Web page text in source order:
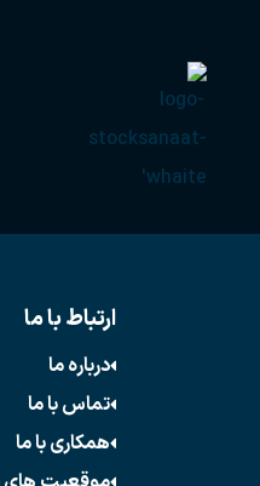
ارتباط با ما
درباره ما
تماس با ما
همکاری با ما